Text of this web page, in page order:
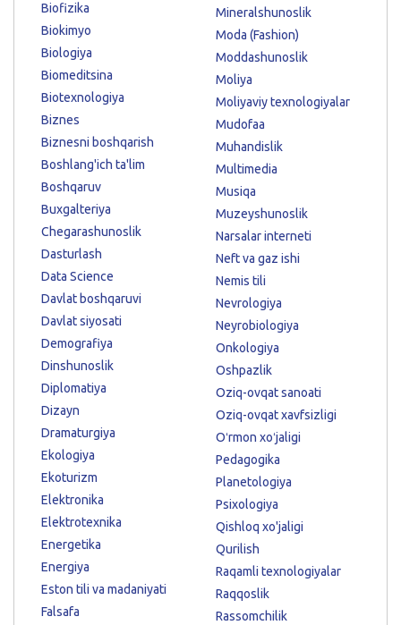
Biofizika
Biokimyo
Biologiya
Biomeditsina
Biotexnologiya
Biznes
Biznesni boshqarish
Boshlang'ich ta'lim
Boshqaruv
Buxgalteriya
Chegarashunoslik
Dasturlash
Data Science
Davlat boshqaruvi
Davlat siyosati
Demografiya
Dinshunoslik
Diplomatiya
Dizayn
Dramaturgiya
Ekologiya
Ekoturizm
Elektronika
Elektrotexnika
Energetika
Energiya
Eston tili va madaniyati
Falsafa
Mineralshunoslik
Moda (Fashion)
Moddashunoslik
Moliya
Moliyaviy texnologiyalar
Mudofaa
Muhandislik
Multimedia
Musiqa
Muzeyshunoslik
Narsalar interneti
Neft va gaz ishi
Nemis tili
Nevrologiya
Neyrobiologiya
Onkologiya
Oshpazlik
Oziq-ovqat sanoati
Oziq-ovqat xavfsizligi
Oʻrmon xoʻjaligi
Pedagogika
Planetologiya
Psixologiya
Qishloq xo'jaligi
Qurilish
Raqamli texnologiyalar
Raqqoslik
Rassomchilik